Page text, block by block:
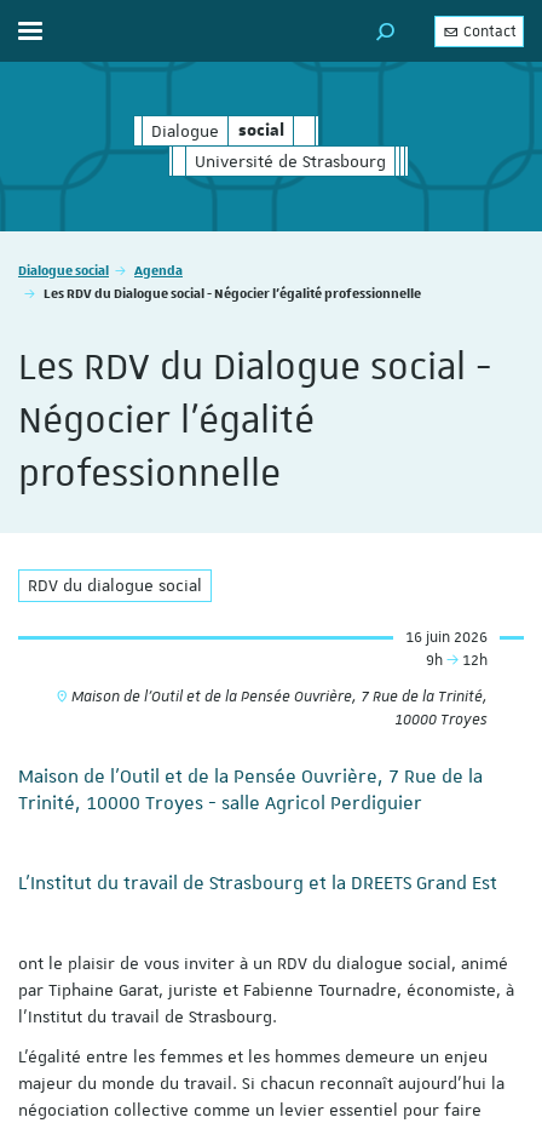
Dialogue social
social
Université de Strasbourg
Afficher / masquer le menu MOTEUR DE
Contact
Vous êtes ici :
Dialogue social
Agenda
Les RDV du Dialogue social - Négocier l'égalité professionnelle
Les RDV du Dialogue social -
Négocier l'égalité
professionnelle
RDV du dialogue social
16 juin 2026
9h
12h
Maison de l'Outil et de la Pensée Ouvrière, 7 Rue de la Trinité,
10000 Troyes
Maison de l'Outil et de la Pensée Ouvrière, 7 Rue de la
Trinité, 10000 Troyes - salle Agricol Perdiguier
L'Institut du travail de Strasbourg et la DREETS Grand Est
ont le plaisir de vous inviter à un RDV du dialogue social, animé
par Tiphaine Garat, juriste et Fabienne Tournadre, économiste, à
l'Institut du travail de Strasbourg.
L’égalité entre les femmes et les hommes demeure un enjeu
majeur du monde du travail. Si chacun reconnaît aujourd’hui la
négociation collective comme un levier essentiel pour faire